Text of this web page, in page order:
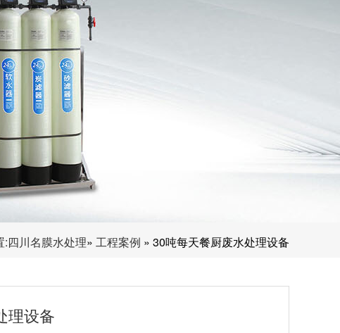
:四川名膜水处理» 工程案例 » 30吨每天餐厨废水处理设备
理设备